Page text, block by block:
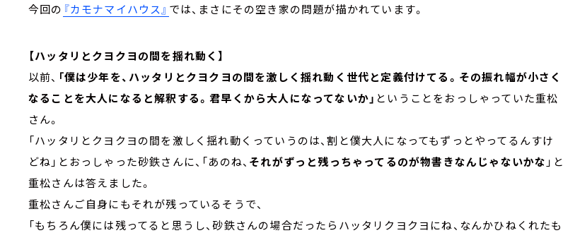
今回の 『カモナマイハウス』 では、まさにその空き家の問題が描かれています。
【ハッタリとクヨクヨの間を揺れ動く】
以前、 「僕は少年を、ハッタリとクヨクヨの間を激しく揺れ動く世代と定義付けてる。その振れ幅が小さく
なることを大人になると解釈する。君早くから大人になってないか」 ということをおっしゃっていた重松
さん。
「ハッタリとクヨクヨの間を激しく揺れ動くっていうのは、割と僕大人になってもずっとやってるんすけ
どね」とおっしゃった砂鉄さんに、「あのね、 それがずっと残っちゃってるのが物書きなんじゃないかな 」と
重松さんは答えました。
重松さんご自身にもそれが残っているそうで、
「もちろん僕には残ってると思うし、砂鉄さんの場合だったらハッタリクヨクヨにね、なんかひねくれたも